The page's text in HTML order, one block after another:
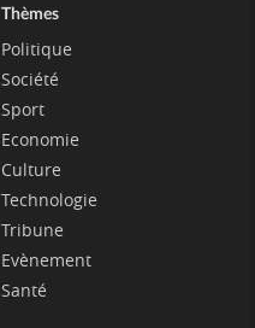
Thèmes
Politique
Société
Sport
Economie
Culture
Technologie
Tribune
Evènement
Santé